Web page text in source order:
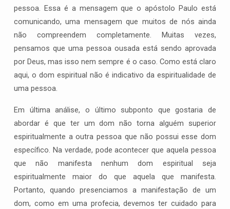
pessoa. Essa é a mensagem que o apóstolo Paulo está
comunicando, uma mensagem que muitos de nós ainda
não compreendem completamente. Muitas vezes,
pensamos que uma pessoa ousada está sendo aprovada
por Deus, mas isso nem sempre é o caso. Como está claro
aqui, o dom espiritual não é indicativo da espiritualidade de
uma pessoa.
Em última análise, o último subponto que gostaria de
abordar é que ter um dom não torna alguém superior
espiritualmente a outra pessoa que não possui esse dom
específico. Na verdade, pode acontecer que aquela pessoa
que não manifesta nenhum dom espiritual seja
espiritualmente maior do que aquela que manifesta.
Portanto, quando presenciamos a manifestação de um
dom, como em uma profecia, devemos ter cuidado para